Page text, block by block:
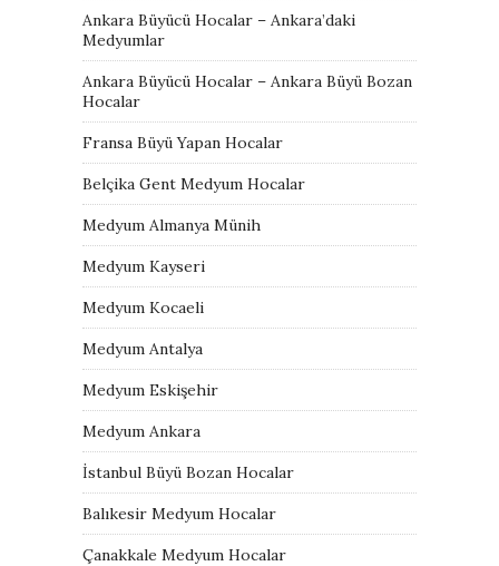
Ankara Büyücü Hocalar – Ankara’daki
Medyumlar
Ankara Büyücü Hocalar – Ankara Büyü Bozan
Hocalar
Fransa Büyü Yapan Hocalar
Belçika Gent Medyum Hocalar
Medyum Almanya Münih
Medyum Kayseri
Medyum Kocaeli
Medyum Antalya
Medyum Eskişehir
Medyum Ankara
İstanbul Büyü Bozan Hocalar
Balıkesir Medyum Hocalar
Çanakkale Medyum Hocalar